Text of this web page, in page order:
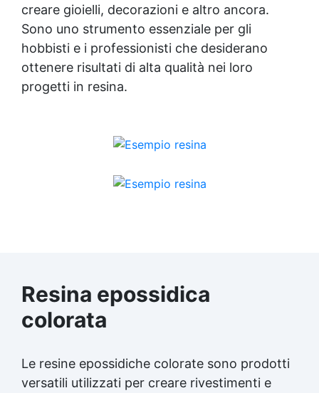
creare gioielli, decorazioni e altro ancora.
Sono uno strumento essenziale per gli
hobbisti e i professionisti che desiderano
ottenere risultati di alta qualità nei loro
progetti in resina.
Resina epossidica
colorata
Le resine epossidiche colorate sono prodotti
versatili utilizzati per creare rivestimenti e